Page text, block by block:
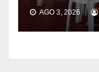
AGO 3, 2026